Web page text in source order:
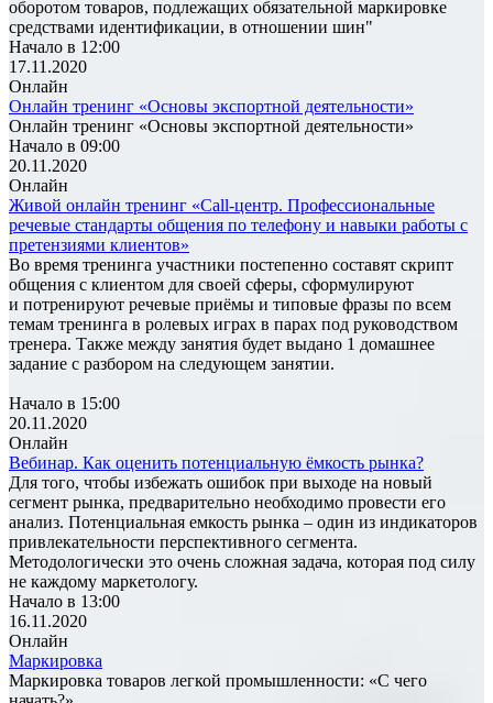
оборотом товаров, подлежащих обязательной маркировке
средствами идентификации, в отношении шин"
Начало в 12:00
17.11.2020
Онлайн
Онлайн тренинг «Основы экспортной деятельности»
Онлайн тренинг «Основы экспортной деятельности»
Начало в 09:00
20.11.2020
Онлайн
Живой онлайн тренинг «Call-центр. Профессиональные
речевые стандарты общения по телефону и навыки работы с
претензиями клиентов»
Во время тренинга участники постепенно составят скрипт
общения с клиентом для своей сферы, сформулируют
и потренируют речевые приёмы и типовые фразы по всем
темам тренинга в ролевых играх в парах под руководством
тренера. Также между занятия будет выдано 1 домашнее
задание с разбором на следующем занятии.
Начало в 15:00
20.11.2020
Онлайн
Вебинар. Как оценить потенциальную ёмкость рынка?
Для того, чтобы избежать ошибок при выходе на новый
сегмент рынка, предварительно необходимо провести его
анализ. Потенциальная емкость рынка – один из индикаторов
привлекательности перспективного сегмента.
Методологически это очень сложная задача, которая под силу
не каждому маркетологу.
Начало в 13:00
16.11.2020
Онлайн
Маркировка
Маркировка товаров легкой промышленности: «С чего